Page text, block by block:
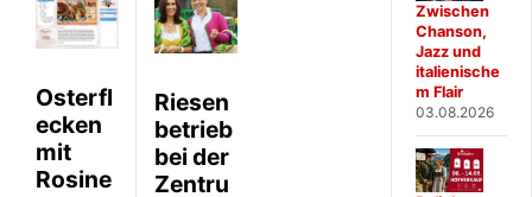
Osterfl
ecken
mit
Rosine
Riesen
betrieb
bei der
Zentru
Zwischen
Chanson,
Jazz und
italienische
m Flair
03.08.2026